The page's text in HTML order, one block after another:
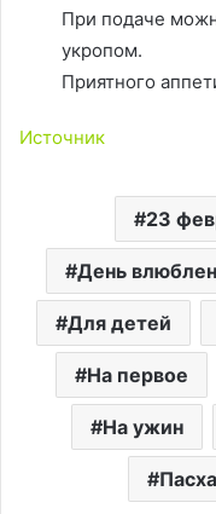
При подаче
укропом.
Приятного
Источник
23
День
Для детей
На первое
На ужин
Пасха